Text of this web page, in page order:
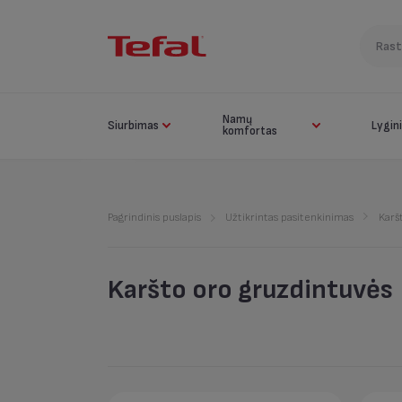
Siurbimas
Namų
komfortas
Pagrindinis puslapis Užtikrintas pasitenkinimas
Karšto oro gruzdintuvės